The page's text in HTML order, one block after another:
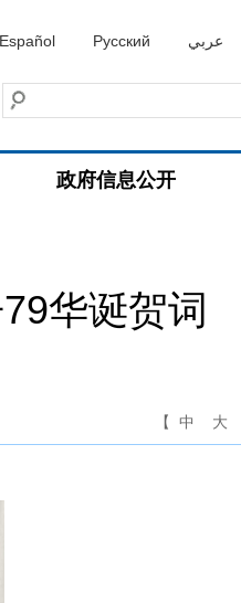
Español Русский عربي
政府信息公开
华诞贺词
【 中 大